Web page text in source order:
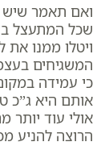
ואם תאמר שיש
שכל המתעצל
ויטלו ממנו
המשגיחים
כי עמידה
אותם היא ג”כ
אולי עוד
הרוצה להניע